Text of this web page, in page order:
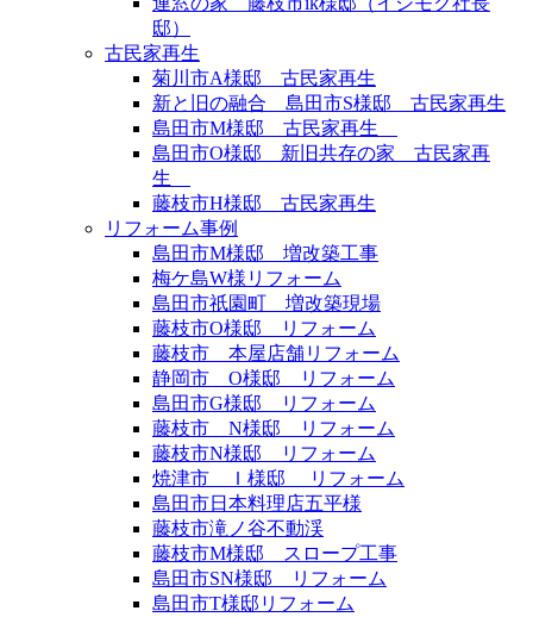
邸）
古民家再生
菊川市A様邸 古民家再生
新と旧の融合 島田市S様邸 古民家再生
島田市M様邸 古民家再生
島田市O様邸 新旧共存の家 古民家再
生
藤枝市H様邸 古民家再生
リフォーム事例
島田市M様邸 増改築工事
梅ケ島W様リフォーム
島田市祇園町 増改築現場
藤枝市O様邸 リフォーム
藤枝市 本屋店舗リフォーム
静岡市 O様邸 リフォーム
島田市G様邸 リフォーム
藤枝市 N様邸 リフォーム
藤枝市N様邸 リフォーム
焼津市 Ｉ様邸 リフォーム
島田市日本料理店五平様
藤枝市滝ノ谷不動渓
藤枝市M様邸 スロープ工事
島田市SN様邸 リフォーム
島田市T様邸リフォーム